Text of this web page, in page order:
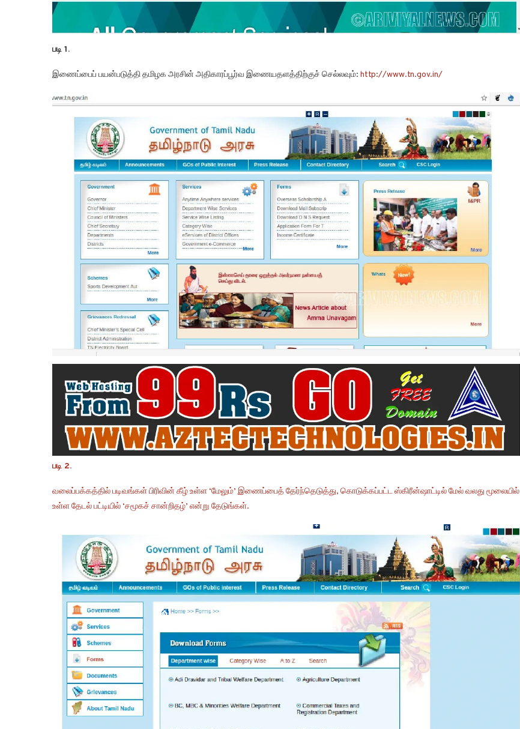
படி 1.
இணைப்பைப் பயன்படுத்தி தமிழக அரசின் அதிகாரப்பூர்வ இணையதளத்திற்குச் செல்லவும்: http://www.tn.gov.in/
படி 2.
வலைப்பக்கத்தில் படிவங்கள் பிரிவின் கீழ் உள்ள ‘மேலும்’ இணைப்பைத் தேர்ந்தெடுத்து, கொடுக்கப்பட்ட ஸ்கிரீன்ஷாட்டில் மேல் வலது மூலையில்
உள்ள தேடல் பட்டியில் ‘சமூகச் சான்றிதழ்’ என்று தேடுங்கள்.